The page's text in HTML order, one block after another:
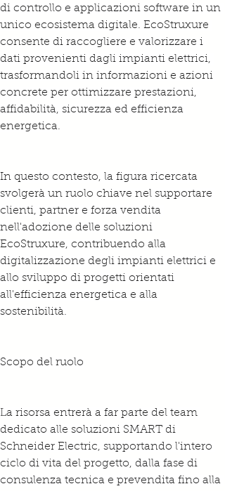
di controllo e applicazioni software in un
unico ecosistema digitale. EcoStruxure
consente di raccogliere e valorizzare i
dati provenienti dagli impianti elettrici,
trasformandoli in informazioni e azioni
concrete per ottimizzare prestazioni,
affidabilità, sicurezza ed efficienza
energetica.
In questo contesto, la figura ricercata
svolgerà un ruolo chiave nel supportare
clienti, partner e forza vendita
nell'adozione delle soluzioni
EcoStruxure, contribuendo alla
digitalizzazione degli impianti elettrici e
allo sviluppo di progetti orientati
all'efficienza energetica e alla
sostenibilità.
Scopo del ruolo
La risorsa entrerà a far parte del team
dedicato alle soluzioni SMART di
Schneider Electric, supportando l'intero
ciclo di vita del progetto, dalla fase di
consulenza tecnica e prevendita fino alla